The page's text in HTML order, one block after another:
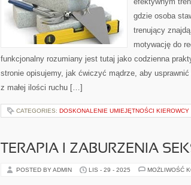
gdzie osoba
trenujący
motywację do
funkcjonalny rozumiany jest tutaj jako codzienna
stronie opisujemy, jak ćwiczyć mądrze, aby
z małej ilości ruchu […]
CATEGORIES: DOSKONALENIE UMIEJĘTNOŚCI KIEROWCY
TERAPIA I ZABURZENIA
POSTED BY ADMIN LIS - 29 - 2025 MOŻLIWOŚĆ